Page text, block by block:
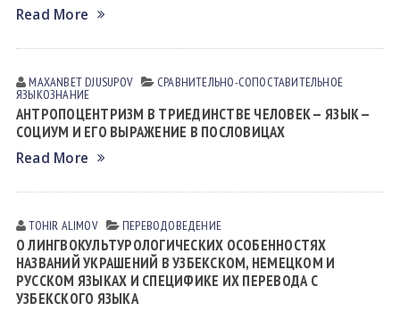
Read More
MAXANBET DJUSUPOV СРАВНИТЕЛЬНО-СОПОСТАВИТЕЛЬНОЕ
ЯЗЫКОЗНАНИЕ
АНТРОПОЦЕНТРИЗМ В ТРИЕДИНСТВЕ ЧЕЛОВЕК — ЯЗЫК —
СОЦИУМ И ЕГО ВЫРАЖЕНИЕ В ПОСЛОВИЦАХ
Read More
TOHIR АLIMOV ПЕРЕВОДОВЕДЕНИЕ
О ЛИНГВОКУЛЬТУРОЛОГИЧЕСКИХ ОСОБЕННОСТЯХ
НАЗВАНИЙ УКРАШЕНИЙ В УЗБЕКСКОМ, НЕМЕЦКОМ И
РУССКОМ ЯЗЫКАХ И СПЕЦИФИКЕ ИХ ПЕРЕВОДА С
УЗБЕКСКОГО ЯЗЫКА